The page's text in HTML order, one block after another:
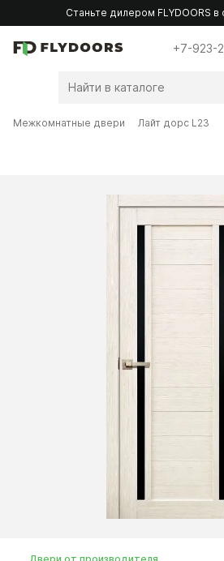
Станьте дилером FLYDOORS
+7-923-
Межкомнатные двери Лайт дорс L23